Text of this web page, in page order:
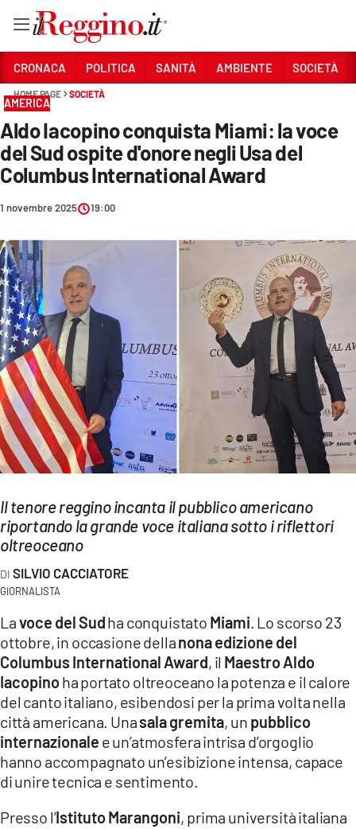
Sezioni
CRONACA
POLITICA
SANITÀ
AMBIENTE
SOCIETÀ
CULTURA
ECONOMIA E LAVORO
EVENTI
SPORT
Streaming
LAC NETWORK
LAC ONAIR
LaC
LACPLAY.IT
LACTV.IT
LACONAIR.IT
LACITYMAG.IT
ILREGGINO.IT
COSENZACHANNEL.IT
CRONACA POLITICA SANITÀ AMBIENTE SOCIETÀ
HOME PAGE SOCIETÀ
AMERICA
Aldo Iacopino conquista Miami: la voce
del Sud ospite d'onore negli Usa del
Columbus International Award
1 novembre 2025 19:00
Il tenore reggino incanta il pubblico americano
riportando la grande voce italiana sotto i riflettori
oltreoceano
SILVIO CACCIATORE
GIORNALISTA
Lavoce del Sudha conquistato Miami . Lo scorso 23
ottobre, in occasione dellanona edizione del
Columbus International Award, il Maestro Aldo
Iacopinoha portato oltreoceano la potenza e il calore
del canto italiano, esibendosi per la prima volta nella
città americana. Unasala gremita, un pubblico
internazionale e un’atmosfera intrisa d’orgoglio
hanno accompagnato un’esibizione intensa, capace
di unire tecnica e sentimento.
Presso l’Istituto Marangoni, prima università italiana